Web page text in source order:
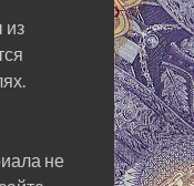
из
не